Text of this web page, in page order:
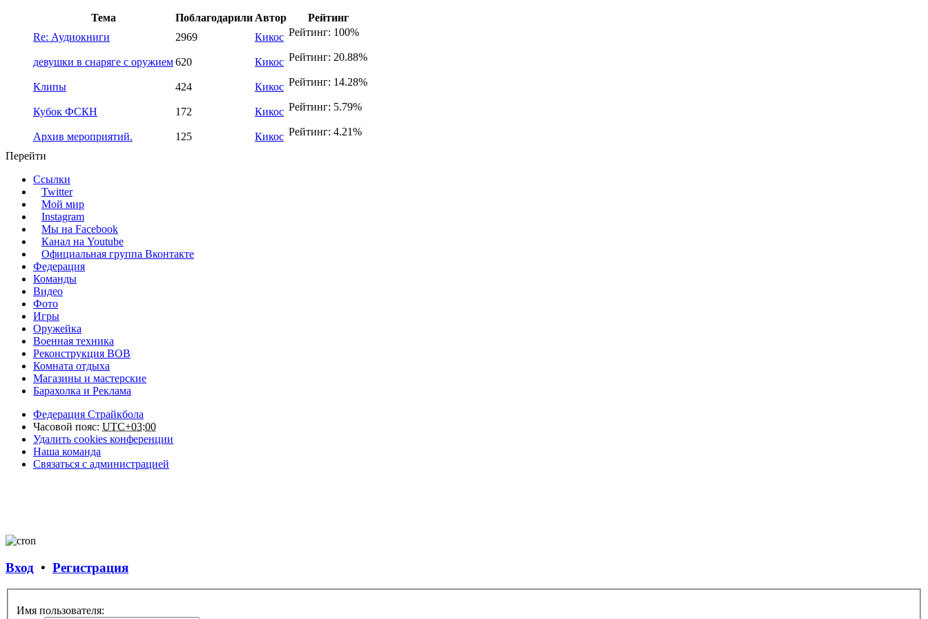
Тема Поблагодарили Автор
Рейтинг
Re: Аудиокниги
2969 Кикос Рейтинг: 100%
девушки в снаряге с оружием620 Кикос Рейтинг: 20.88%
Клипы 424 Кикос Рейтинг: 14.28%
Кубок ФСКН 172 Кикос Рейтинг: 5.79%
Архив мероприятий. 125 Кикос Рейтинг: 4.21%
Перейти
Ссылки
Twitter
Мой мир
Instagram
Мы на Facebook
Канал на Youtube
Официальная группа Вконтакте
Федерация
Команды
Видео
Фото
Игры
Оружейка
Военная техника
Реконструкция ВОВ
Комната отдыха
Магазины и мастерские
Барахолка и Реклама
Федерация Страйкбола
Часовой пояс: UTC+03:00
Удалить cookies конференции
Наша команда
Связаться с администрацией
Вход • Регистрация
Имя пользователя: